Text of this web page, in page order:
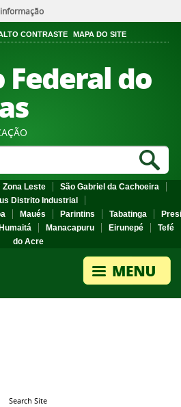
CONTRASTE MAPA DO SITE
do
Zona Leste
São Gabriel da Cachoeira
Distrito Industrial
Maués Parintins Tabatinga
Humaitá Manacapuru Eirunepé
Tefé
do Acre
Search Site